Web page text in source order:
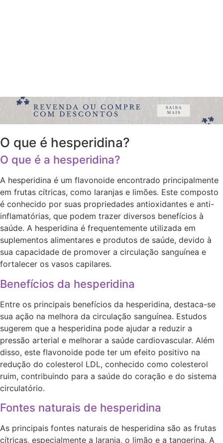
O que é hesperidina?
O que é a hesperidina?
A hesperidina é um flavonoide encontrado principalmente
em frutas cítricas, como laranjas e limões. Este composto
é conhecido por suas propriedades antioxidantes e anti-
inflamatórias, que podem trazer diversos benefícios à
saúde. A hesperidina é frequentemente utilizada em
suplementos alimentares e produtos de saúde, devido à
sua capacidade de promover a circulação sanguínea e
fortalecer os vasos capilares.
Benefícios da hesperidina
Entre os principais benefícios da hesperidina, destaca-se
sua ação na melhora da circulação sanguínea. Estudos
sugerem que a hesperidina pode ajudar a reduzir a
pressão arterial e melhorar a saúde cardiovascular. Além
disso, este flavonoide pode ter um efeito positivo na
redução do colesterol LDL, conhecido como colesterol
ruim, contribuindo para a saúde do coração e do sistema
circulatório.
Fontes naturais de hesperidina
As principais fontes naturais de hesperidina são as frutas
cítricas, especialmente a laranja, o limão e a tangerina. A